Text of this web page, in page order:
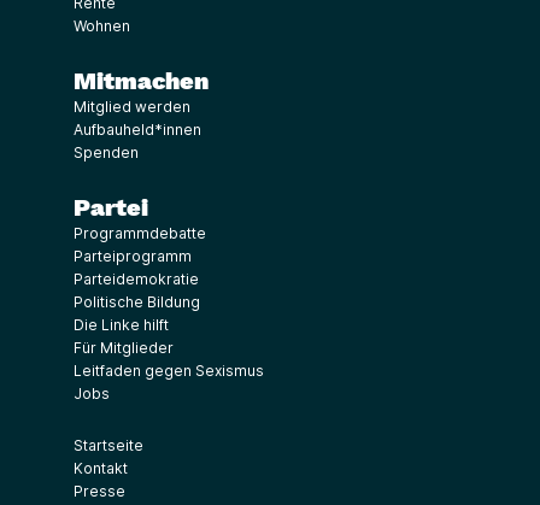
Wohnen
Mitmachen
Mitglied werden
Aufbauheld*innen
Spenden
Partei
Programmdebatte
Parteiprogramm
Parteidemokratie
Politische Bildung
Die Linke hilft
Für Mitglieder
Leitfaden gegen Sexismus
Jobs
Startseite
Kontakt
Presse